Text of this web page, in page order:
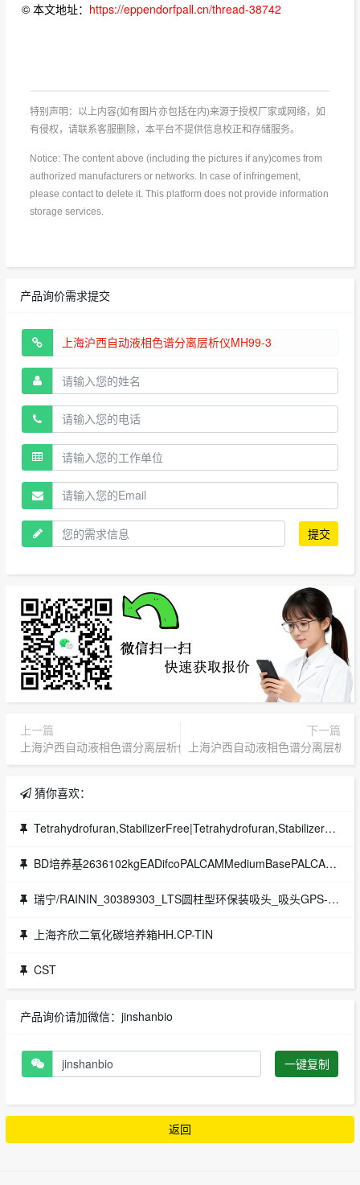
© 本文地址： https://eppendorfpall.cn/thread-38742
特别声明：以上内容(如有图片亦包括在内)来源于授权厂家或网络，如
有侵权，请联系客服删除，本平台不提供信息校正和存储服务。
Notice: The content above (including the pictures if any)comes from
authorized manufacturers or networks. In case of infringement,
please contact to delete it. This platform does not provide information
storage services.
产品询价需求提交
提交
上一篇
上海沪西自动液相色谱分离层析仪MH99-2
下一篇
上海沪西自动液相色谱分离层析
猜你喜欢：
Tetrahydrofuran,StabilizerFree|Tetrahydrofuran,StabilizerFree|分光分析试剂（溶剂）
BD培养基2636102kgEADifcoPALCAMMediumBasePALCAM培养基基础
瑞宁/RAININ_30389303_LTS圆柱型环保装吸头_吸头GPS-LTS-A-300μL-768/8 96个/架;8架/盒
上海齐欣二氧化碳培养箱HH.CP-TIN
CST
产品询价请加微信：jinshanbio
一键复制
返回